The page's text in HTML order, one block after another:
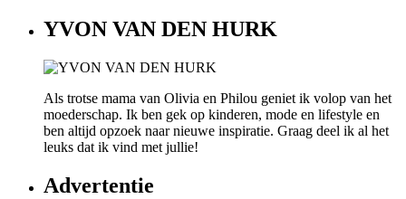
YVON VAN DEN HURK
Als trotse mama van Olivia en Philou geniet ik volop van het
moederschap. Ik ben gek op kinderen, mode en lifestyle en
ben altijd opzoek naar nieuwe inspiratie. Graag deel ik al het
leuks dat ik vind met jullie!
Advertentie